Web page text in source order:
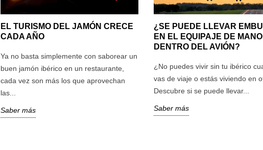
EL TURISMO DEL JAMÓN CRECE
CADA AÑO
Ya no basta simplemente con saborear un
buen jamón ibérico en un restaurante,
cada vez son más los que aprovechan
las...
Saber más
¿SE PUEDE LLEVAR
EN EL EQUIPAJE DE MANO
DENTRO DEL AVIÓN?
¿No puedes vivir sin tu ibérico
vas de viaje o estás viviendo en
Descubre si se puede llevar...
Saber más